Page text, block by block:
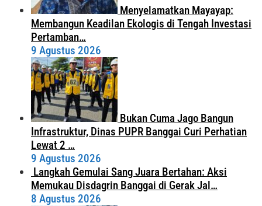
Menyelamatkan Mayayap:
Membangun Keadilan Ekologis di Tengah Investasi
Pertamban…
9 Agustus 2026
Bukan Cuma Jago Bangun
Infrastruktur, Dinas PUPR Banggai Curi Perhatian
Lewat 2 …
9 Agustus 2026
Langkah Gemulai Sang Juara Bertahan: Aksi
Memukau Disdagrin Banggai di Gerak Jal…
8 Agustus 2026